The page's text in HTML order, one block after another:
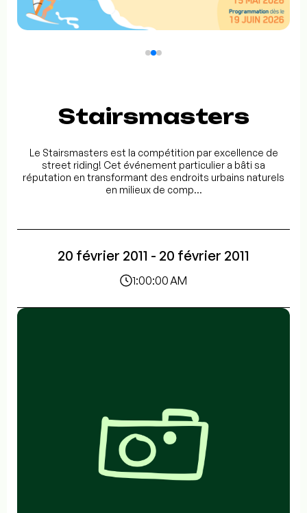
Stairsmasters
Le Stairsmasters est la compétition par excellence de
street riding! Cet événement particulier a bâti sa
réputation en transformant des endroits urbains naturels
en milieux de comp...
20 février 2011 - 20 février 2011
1:00:00 AM